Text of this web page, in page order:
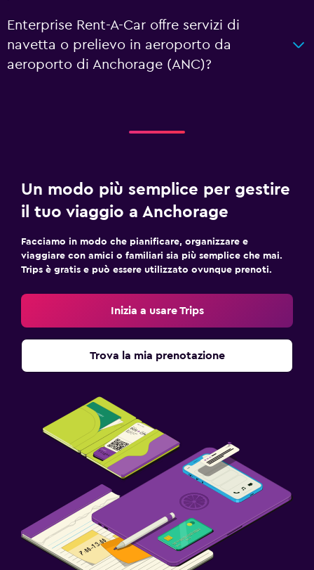
Enterprise Rent-A-Car offre servizi di
navetta o prelievo in aeroporto da
aeroporto di Anchorage (ANC)?
Un modo più semplice per gestire
il tuo viaggio a Anchorage
Facciamo in modo che pianificare, organizzare e
viaggiare con amici o familiari sia più semplice che mai.
Trips è gratis e può essere utilizzato ovunque prenoti.
Inizia a usare Trips
Trova la mia prenotazione